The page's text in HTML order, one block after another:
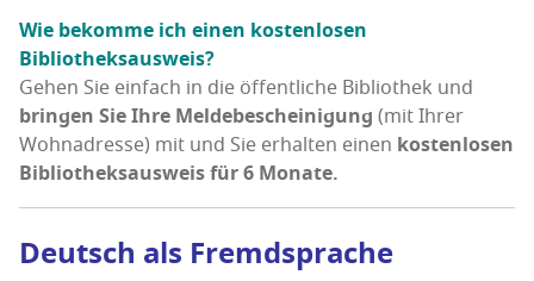
Wie bekom­me ich einen kos­ten­lo­sen
Bibliotheksausweis?
Gehen Sie ein­fach in die öffent­li­che Biblio­thek und
brin­gen Sie Ihre Mel­de­be­schei­ni­gung (mit Ihrer
Wohn­adres­se) mit und Sie erhal­ten einen kos­ten­lo­sen
Biblio­theks­aus­weis für 6 Monate.
Deutsch als Fremdsprache